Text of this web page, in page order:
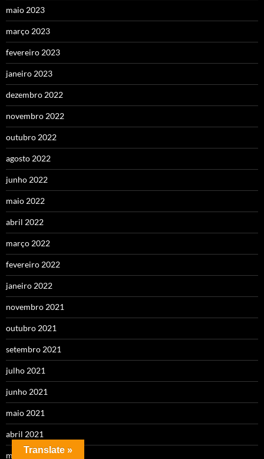
maio 2023
março 2023
fevereiro 2023
janeiro 2023
dezembro 2022
novembro 2022
outubro 2022
agosto 2022
junho 2022
maio 2022
abril 2022
março 2022
fevereiro 2022
janeiro 2022
novembro 2021
outubro 2021
setembro 2021
julho 2021
junho 2021
maio 2021
abril 2021
março 2021
Translate »